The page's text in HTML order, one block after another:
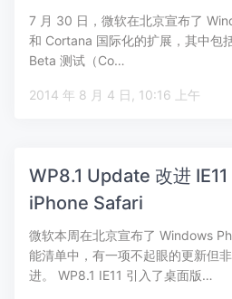
7 月 30 日，微软在北京宣布了
和 Cortana 国际化的扩展，其中包
Beta 测试（Co…
2014 年 8 月 4 日, 10:16 上午
WP8.1 Update 改进
iPhone Safari
微软本周在北京宣布了 Windows
能清单中，有一项不起眼的更新但
进。 WP8.1 IE11 引入了桌面版…